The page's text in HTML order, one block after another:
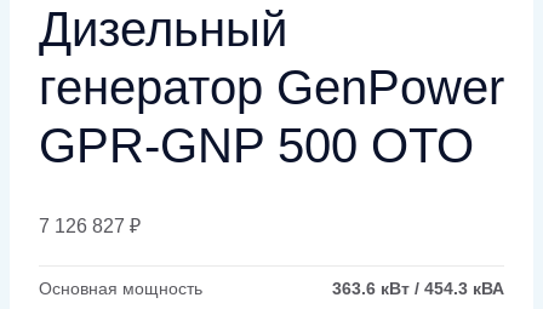
Дизельный
генератор GenPower
GPR-GNP 500 OTO
7 126 827 ₽
Основная мощность 363.6 кВт / 454.3 кВА